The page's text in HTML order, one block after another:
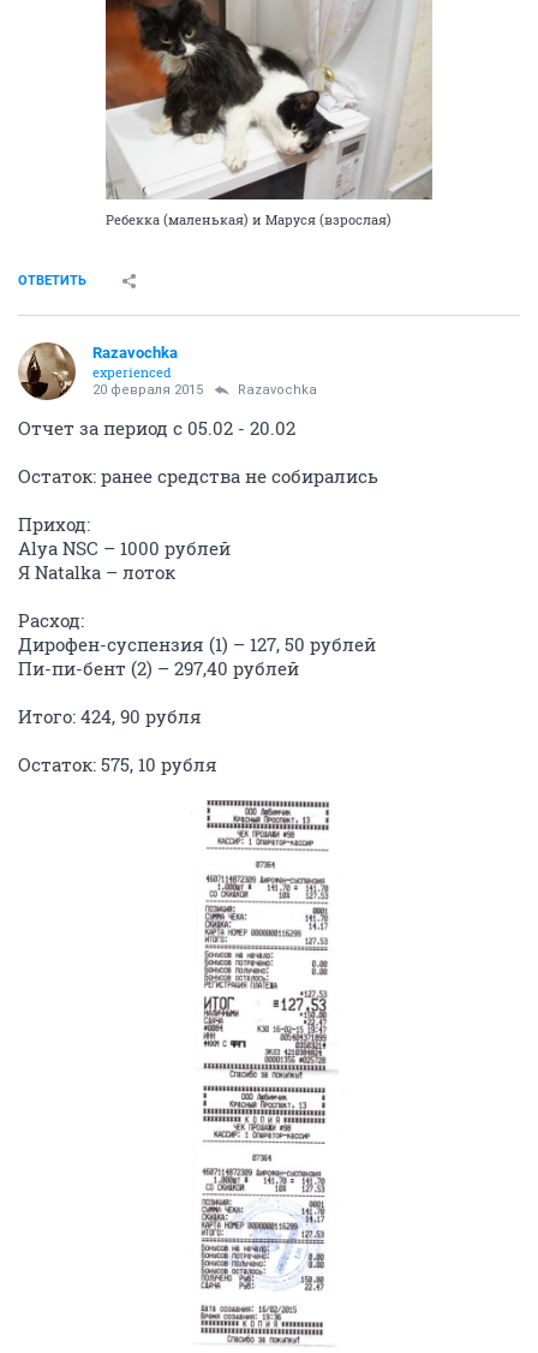
Ребекка (маленькая) и Маруся (взрослая)
ОТВЕТИТЬ
Razavochka
experienced
20 февраля 2015 Razavochka
Отчет за период с 05.02 - 20.02
Остаток: ранее средства не собирались
Приход:
Alya NSC – 1000 рублей
Я Natalka – лоток
Расход:
Дирофен-суспензия (1) – 127, 50 рублей
Пи-пи-бент (2) – 297,40 рублей
Итого: 424, 90 рубля
Остаток: 575, 10 рубля